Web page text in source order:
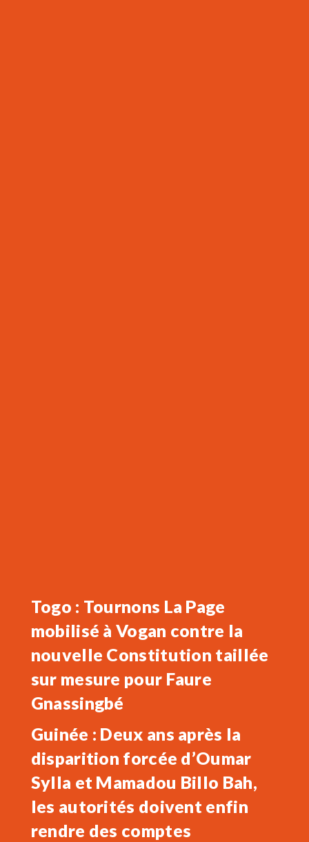
Togo : Tournons La Page
mobilisé à Vogan contre la
nouvelle Constitution taillée
sur mesure pour Faure
Gnassingbé
Guinée : Deux ans après la
disparition forcée d’Oumar
Sylla et Mamadou Billo Bah,
les autorités doivent enfin
rendre des comptes